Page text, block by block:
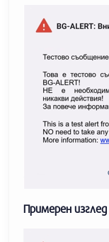
Примерен изглед